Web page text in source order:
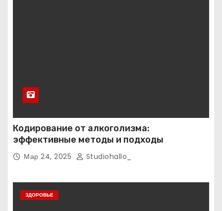
Кодирование от алкоголизма:
эффективные методы и подходы
Мар 24, 2025 Studiohallo_
ЗДОРОВЬЕ